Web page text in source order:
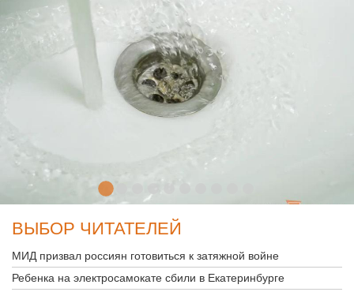
ВЫБОР ЧИТАТЕЛЕЙ
МИД призвал россиян готовиться к затяжной войне
Ребенка на электросамокате сбили в Екатеринбурге